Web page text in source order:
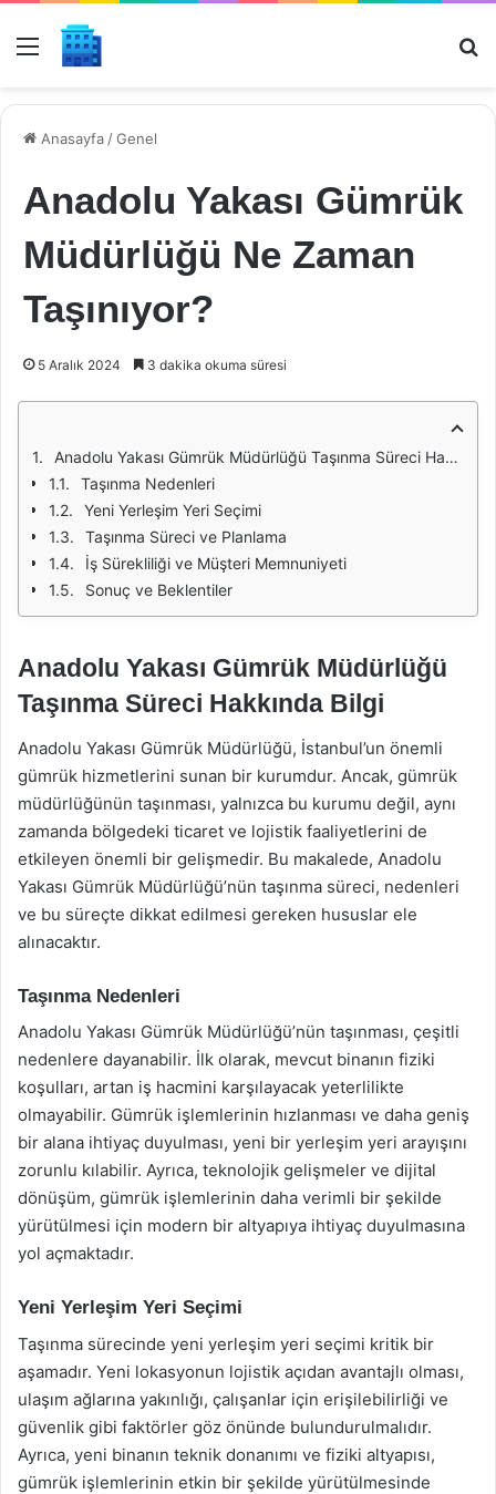
Menü
Anasayfa /Genel
Anadolu Yakası Gümrük
Müdürlüğü Ne Zaman
Taşınıyor?
5 Aralık 2024 3 dakika okuma süresi
Anadolu Yakası Gümrük Müdürlüğü Taşınma Süreci Hakkında Bilgi
Taşınma Nedenleri
Yeni Yerleşim Yeri Seçimi
Taşınma Süreci ve Planlama
İş Sürekliliği ve Müşteri Memnuniyeti
Sonuç ve Beklentiler
Anadolu Yakası Gümrük Müdürlüğü
Taşınma Süreci Hakkında Bilgi
Anadolu Yakası Gümrük Müdürlüğü, İstanbul’un önemli
gümrük hizmetlerini sunan bir kurumdur. Ancak, gümrük
müdürlüğünün taşınması, yalnızca bu kurumu değil, aynı
zamanda bölgedeki ticaret ve lojistik faaliyetlerini de
etkileyen önemli bir gelişmedir. Bu makalede, Anadolu
Yakası Gümrük Müdürlüğü’nün taşınma süreci, nedenleri
ve bu süreçte dikkat edilmesi gereken hususlar ele
alınacaktır.
Taşınma Nedenleri
Anadolu Yakası Gümrük Müdürlüğü’nün taşınması, çeşitli
nedenlere dayanabilir. İlk olarak, mevcut binanın fiziki
koşulları, artan iş hacmini karşılayacak yeterlilikte
olmayabilir. Gümrük işlemlerinin hızlanması ve daha geniş
bir alana ihtiyaç duyulması, yeni bir yerleşim yeri arayışını
zorunlu kılabilir. Ayrıca, teknolojik gelişmeler ve dijital
dönüşüm, gümrük işlemlerinin daha verimli bir şekilde
yürütülmesi için modern bir altyapıya ihtiyaç duyulmasına
yol açmaktadır.
Yeni Yerleşim Yeri Seçimi
Taşınma sürecinde yeni yerleşim yeri seçimi kritik bir
aşamadır. Yeni lokasyonun lojistik açıdan avantajlı olması,
ulaşım ağlarına yakınlığı, çalışanlar için erişilebilirliği ve
güvenlik gibi faktörler göz önünde bulundurulmalıdır.
Ayrıca, yeni binanın teknik donanımı ve fiziki altyapısı,
gümrük işlemlerinin etkin bir şekilde yürütülmesinde